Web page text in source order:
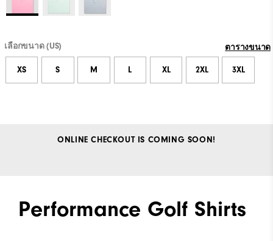
เลือกขนาด (US) ตารางขนาด
XS S M L XL 2XL 3XL
ONLINE CHECKOUT IS COMING SOON!
Performance Golf Shirts